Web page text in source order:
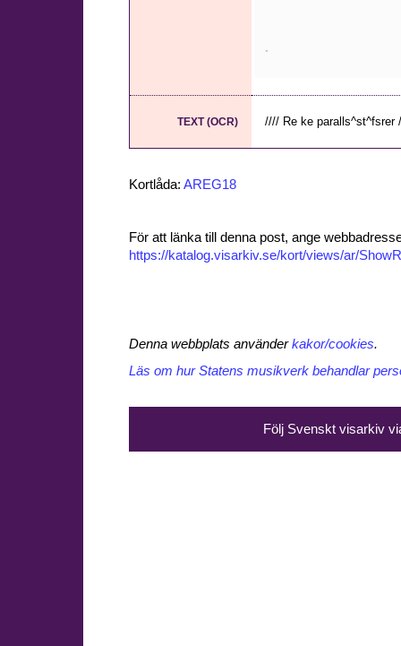
TEXT (OCR) //// Re ke
Kortlåda: AREG18
För att länka till denna post, ange
https://katalog.visarkiv.se/kort/views/ar/
Denna webbplats använderkakor/cookies.
Läs om hur Statens musikverk behandlar
Följ Svenskt visarkiv